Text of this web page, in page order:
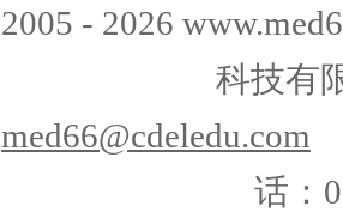
2005 - 2026
科技有
med66@cdeledu.com
话：